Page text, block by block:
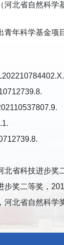
北省自然科
年科学基金
省科技进步奖
奖二等奖，
北省自然科学